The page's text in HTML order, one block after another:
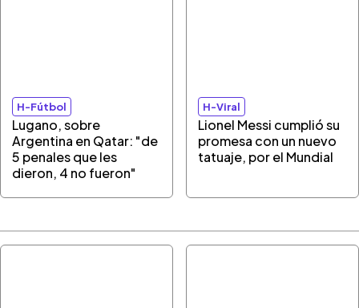
H-Fútbol
Lugano, sobre
Argentina en Qatar: "de
5 penales que les
dieron, 4 no fueron"
H-Viral
Lionel Messi cumplió su
promesa con un nuevo
tatuaje, por el Mundial